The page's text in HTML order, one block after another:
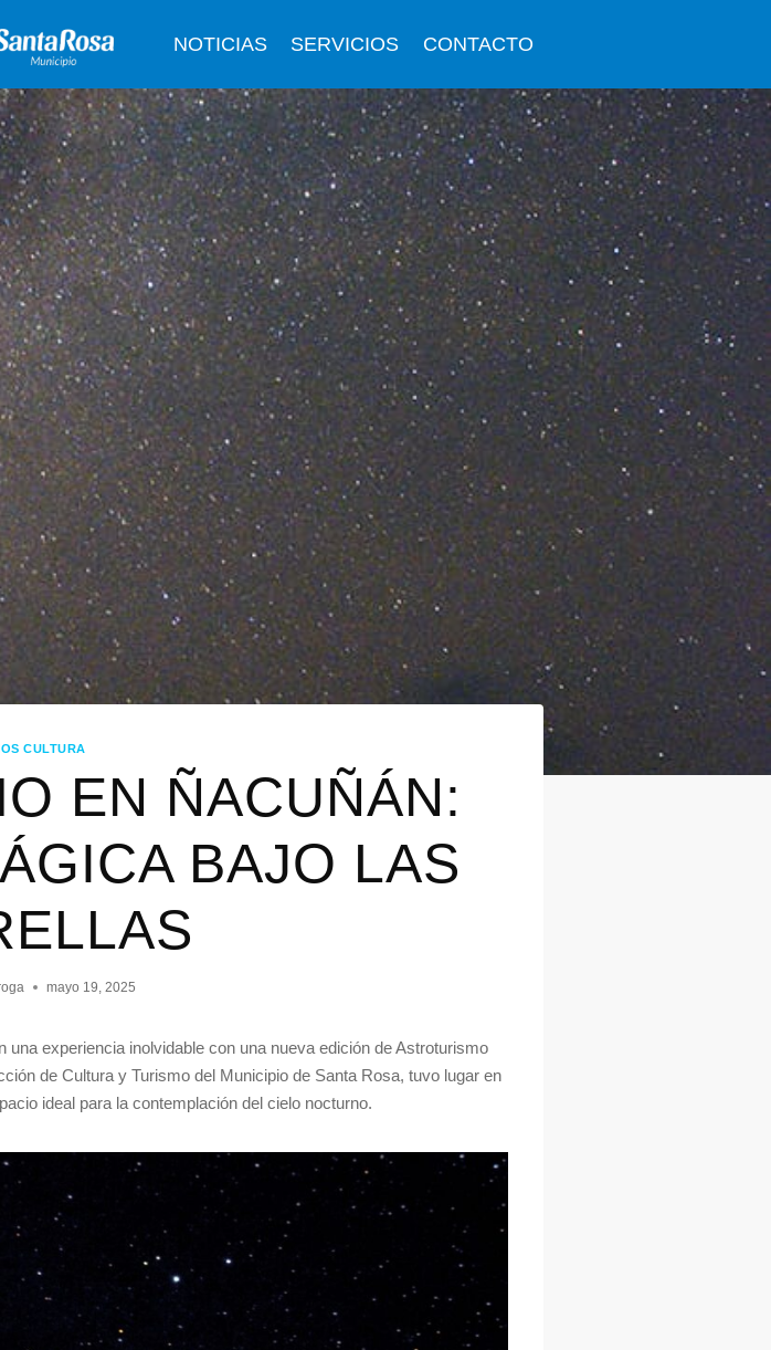
NOTICIAS SERVICIOS CONTACTO
CULTURA
EN ÑACUÑÁN:
BAJO LAS
mayo 19, 2025
experiencia inolvidable con una nueva edición de Astroturismo
de Cultura y Turismo del Municipio de Santa Rosa, tuvo lugar en
ideal para la contemplación del cielo nocturno.